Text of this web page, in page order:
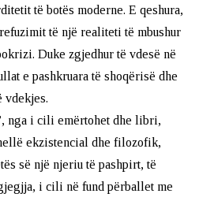
të botës moderne. E qeshura,
të një realiteti të mbushur
Duke zgjedhur të vdesë në
e pashkruara të shoqërisë dhe
vdekjes.
nga i cili emërtohet dhe libri,
ekzistencial dhe filozofik,
së një njeriu të pashpirt, të
i cili në fund përballet me